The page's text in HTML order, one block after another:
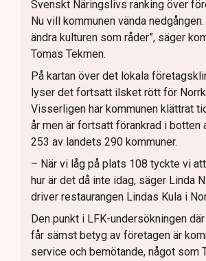
Svenskt Näringslivs ranking över
Nu vill kommunen vända
ändra kulturen som råder”, säger
Tomas Tekmen.
På kartan över det lokala
lyser det fortsatt ilsket rött för
Visserligen har kommunen klättrat
år men är fortsatt förankrad i botten
253 av landets 290 kommuner.
– När vi låg på plats 108 tyckte vi
hur är det då inte idag, säger Linda
driver restaurangen Lindas Kula i
Den punkt i LFK-undersökningen
får sämst betyg av företagen är
service och bemötande, något som